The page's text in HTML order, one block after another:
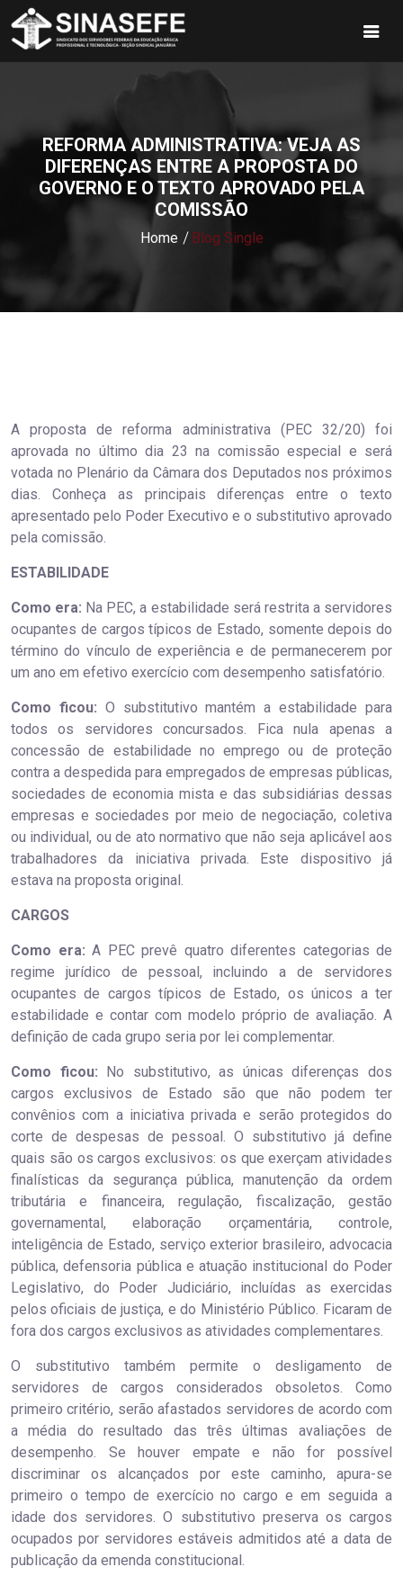
REFORMA ADMINISTRATIVA: VEJA AS
DIFERENÇAS ENTRE A PROPOSTA DO
GOVERNO E O TEXTO APROVADO PELA
COMISSÃO
Home Blog Single
A proposta de reforma administrativa (PEC 32/20) foi
aprovada no último dia 23 na comissão especial e será
votada no Plenário da Câmara dos Deputados nos próximos
dias. Conheça as principais diferenças entre o texto
apresentado pelo Poder Executivo e o substitutivo aprovado
pela comissão.
ESTABILIDADE
Como era: Na PEC, a estabilidade será restrita a servidores
ocupantes de cargos típicos de Estado, somente depois do
término do vínculo de experiência e de permanecerem por
um ano em efetivo exercício com desempenho satisfatório.
Como ficou: O substitutivo mantém a estabilidade para
todos os servidores concursados. Fica nula apenas a
concessão de estabilidade no emprego ou de proteção
contra a despedida para empregados de empresas públicas,
sociedades de economia mista e das subsidiárias dessas
empresas e sociedades por meio de negociação, coletiva
ou individual, ou de ato normativo que não seja aplicável aos
trabalhadores da iniciativa privada. Este dispositivo já
estava na proposta original.
CARGOS
Como era: A PEC prevê quatro diferentes categorias de
regime jurídico de pessoal, incluindo a de servidores
ocupantes de cargos típicos de Estado, os únicos a ter
estabilidade e contar com modelo próprio de avaliação. A
definição de cada grupo seria por lei complementar.
Como ficou: No substitutivo, as únicas diferenças dos
cargos exclusivos de Estado são que não podem ter
convênios com a iniciativa privada e serão protegidos do
corte de despesas de pessoal. O substitutivo já define
quais são os cargos exclusivos: os que exerçam atividades
finalísticas da segurança pública, manutenção da ordem
tributária e financeira, regulação, fiscalização, gestão
governamental, elaboração orçamentária, controle,
inteligência de Estado, serviço exterior brasileiro, advocacia
pública, defensoria pública e atuação institucional do Poder
Legislativo, do Poder Judiciário, incluídas as exercidas
pelos oficiais de justiça, e do Ministério Público. Ficaram de
fora dos cargos exclusivos as atividades complementares.
O substitutivo também permite o desligamento de
servidores de cargos considerados obsoletos. Como
primeiro critério, serão afastados servidores de acordo com
a média do resultado das três últimas avaliações de
desempenho. Se houver empate e não for possível
discriminar os alcançados por este caminho, apura-se
primeiro o tempo de exercício no cargo e em seguida a
idade dos servidores. O substitutivo preserva os cargos
ocupados por servidores estáveis admitidos até a data de
publicação da emenda constitucional.